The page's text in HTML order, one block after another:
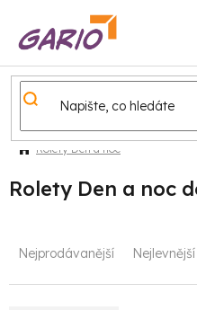
obsah
Rolety Den a noc
Rolety Den a noc
ŘNejprodávanější Nejlevnější